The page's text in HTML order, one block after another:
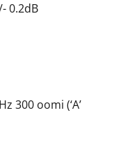
0.2dB
300 oomi (‘A’